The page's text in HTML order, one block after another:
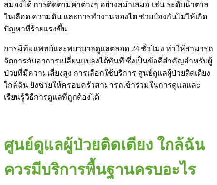
สมองได้ การติดตามค่าต่างๆ อย่างสม่ำเสมอ เช่น ระดับน้ำตาล
ในเลือด ความดัน และการทำงานของไต ช่วยป้องกันไม่ให้เกิด
ปัญหาที่ร้ายแรงขึ้น
การมีทีมแพทย์และพยาบาลดูแลตลอด 24 ชั่วโมง ทำให้สามารถ
จัดการกับอาการเปลี่ยนแปลงได้ทันที ซึ่งเป็นข้อดีสำคัญสำหรับผู้
ป่วยที่มีความเสี่ยงสูง การเลือกใช้บริการ ศูนย์ดูแลผู้ป่วยติดเตียง
ใกล้ฉัน ยังช่วยให้ครอบครัวสามารถเข้าร่วมในการดูแลและ
เรียนรู้วิธีการดูแลที่ถูกต้องได้
ศูนย์ดูแลผู้ป่วยติดเตียง ใกล้ฉัน
ควรมีบริการพื้นฐานครบอะไร